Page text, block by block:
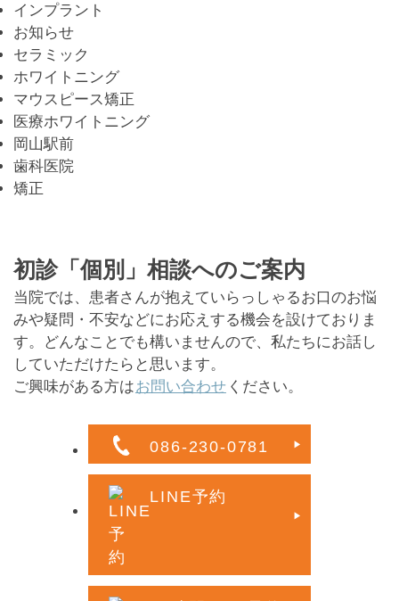
インプラント
お知らせ
セラミック
ホワイトニング
マウスピース矯正
医療ホワイトニング
岡山駅前
歯科医院
矯正
初診「個別」相談へのご案内
当院では、患者さんが抱えていらっしゃるお口のお悩
みや疑問・不安などにお応えする機会を設けておりま
す。どんなことでも構いませんので、私たちにお話し
していただけたらと思います。
ご興味がある方はお問い合わせ ください。
086-230-0781
LINE予約